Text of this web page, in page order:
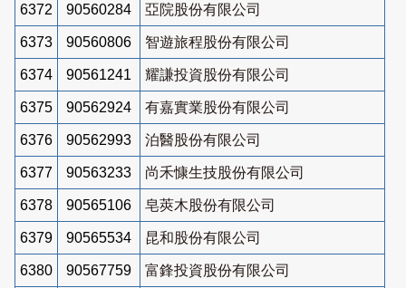
6372 90560284 亞院股份有限公司
6373 90560806 智遊旅程股份有限公司
6374 90561241 耀謙投資股份有限公司
6375 90562924 有嘉實業股份有限公司
6376 90562993 泊醫股份有限公司
6377 90563233 尚禾慷生技股份有限公司
6378 90565106 皂莢木股份有限公司
6379 90565534 昆和股份有限公司
6380 90567759 富鋒投資股份有限公司